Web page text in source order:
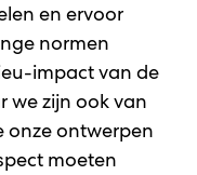
en ervoor
normen
impact van de
we zijn ook van
onze ontwerpen
moeten